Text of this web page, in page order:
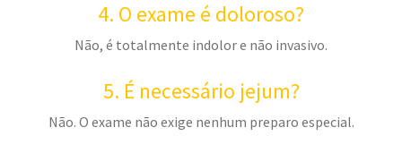
4. O exame é doloroso?
Não, é totalmente indolor e não invasivo.
5. É necessário jejum?
Não. O exame não exige nenhum preparo especial.